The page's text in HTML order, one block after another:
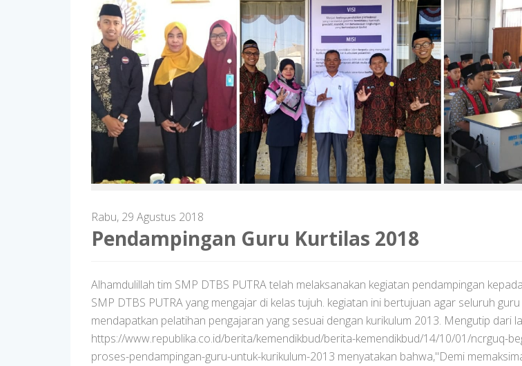
Rabu, 29 Agustus 2018
Pendampingan Guru Kurtilas 2018
Alhamdulillah tim SMP DTBS PUTRA telah melaksanakan kegiatan pendampingan
SMP DTBS PUTRA yang mengajar di kelas tujuh. kegiatan ini bertujuan agar seluruh guru
mendapatkan pelatihan pengajaran yang sesuai dengan kurikulum 2013. Mengutip dari
https://www.republika.co.id/berita/kemendikbud/berita-kemendikbud/14/10/01/ncrguq-
proses-pendampingan-guru-untuk-kurikulum-2013 menyatakan bahwa,"Demi